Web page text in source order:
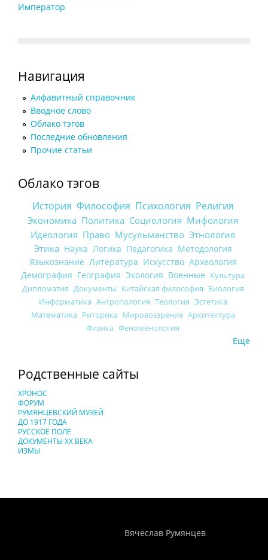
Император
Навигация
Алфавитный справочник
Вводное слово
Облако тэгов
Последние обновления
Прочие статьи
Облако тэгов
История Философия Психология Религия
Экономика Политика Социология Мифология
Идеология Право Мусульманство Этнология
Этика Наука Логика Педагогика Методология
Языкознание Литература Искусство Археология
Демография География Экология Военные Культура
Дипломатия Документы Китайская философия Биология
Информатика Антропология Теология Эстетика
Математика Риторика Мировоззрение Архитектура
Физика Феноменология
Еще
Родственные сайты
ХРОНОС
ФОРУМ
РУМЯНЦЕВСКИЙ МУЗЕЙ
ДО 1917 ГОДА
РУССКОЕ ПОЛЕ
ДОКУМЕНТЫ XX ВЕКА
ИЗМЫ
Вячеслав Румянцев